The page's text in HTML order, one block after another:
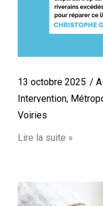
13 octobre 2025
Intervention,
Voiries
Lire la suite »